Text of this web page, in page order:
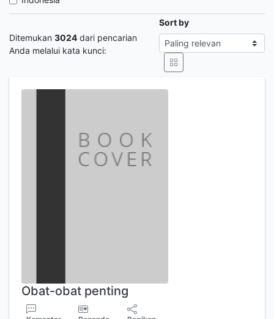
Ditemukan 3024 dari pencarian
Anda melalui kata kunci:
Sort by
Obat-obat penting